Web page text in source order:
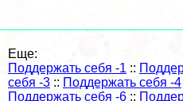
Еще:
Поддержать себя -1 ::
себя -3 :: Поддержать себя -4
Поддержать себя -6 ::